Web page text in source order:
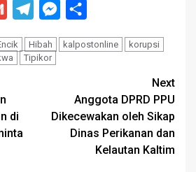
Gmail TelegramMessenger
Hibah kalpostonline
korupsi
Tipikor
di
Next
Anggota DPRD PPU
Dikecewakan oleh Sikap
Dinas Perikanan dan
Kelautan Kaltim